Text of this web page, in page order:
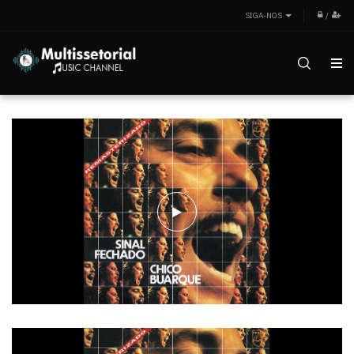
SIGA-NOS /